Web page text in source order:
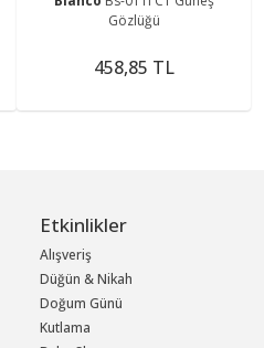
Gözlüğü
458,85 TL
Etkinlikler
Alışveriş
Düğün & Nikah
Doğum Günü
Kutlama